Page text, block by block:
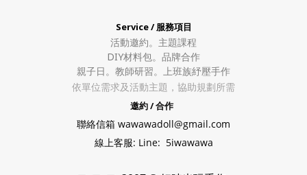
Service / 服務項目
活動邀約。 主題課程
DIY材料包。 品牌合作
親子日。教師研習。上班族紓壓手作
依單位需求及活動主題，協助規劃所需
邀約 / 合作
聯絡信箱 wawawadoll@gmail.com
線上客服: Line: 5iwawawa